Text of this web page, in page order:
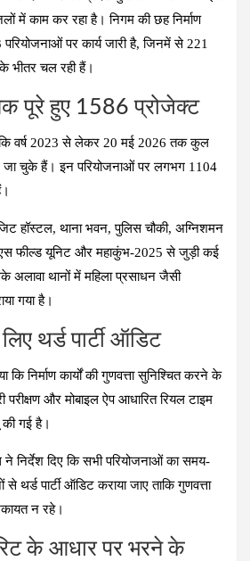
में काम कर रहा है। निगम की छह निर्माण
पर कार्य जारी है, जिनमें से 221
भीतर चल रही हैं।
पूरे हुए 1586 प्रोजेक्ट
कि वर्ष 2023 से लेकर 20 मई 2026 तक कुल
जा चुके हैं। इन परियोजनाओं पर लगभग 1104
हॉस्टल, थाना भवन, पुलिस चौकी, अग्निशमन
फील्ड यूनिट और महाकुंभ-2025 से जुड़ी कई
अलावा थानों में महिला प्रसाधन जैसी
गया है।
थर्ड पार्टी ऑडिट
कि निर्माण कार्यों की गुणवत्ता सुनिश्चित करने के
परीक्षण और मोबाइल ऐप आधारित रियल टाइम
की गई है।
ने निर्देश दिए कि सभी परियोजनाओं का समय-
थर्ड पार्टी ऑडिट कराया जाए ताकि गुणवत्ता
न रहे।
के आधार पर भरने के